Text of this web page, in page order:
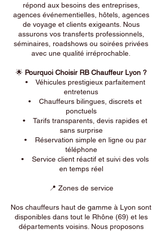
répond aux besoins des entreprises,
agences événementielles, hôtels, agences
de voyage et clients exigeants. Nous
assurons vos transferts professionnels,
séminaires, roadshows ou soirées privées
avec une qualité irréprochable.
🌟 Pourquoi Choisir RB Chauffeur Lyon ?
• Véhicules prestigieux parfaitement
entretenus
• Chauffeurs bilingues, discrets et
ponctuels
• Tarifs transparents, devis rapides et
sans surprise
• Réservation simple en ligne ou par
téléphone
• Service client réactif et suivi des vols
en temps réel
📍 Zones de service
Nos chauffeurs haut de gamme à Lyon sont
disponibles dans tout le Rhône (69) et les
départements voisins. Nous proposons